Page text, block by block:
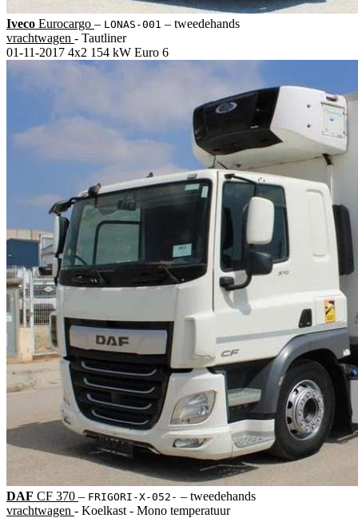
Iveco Eurocargo ‒ LONAS-001 ‒ tweedehands
vrachtwagen - Tautliner
01-11-2017 4x2 154 kW Euro 6
DAF CF 370 ‒ FRIGORI-X-052- ‒ tweedehands
vrachtwagen - Koelkast - Mono temperatuur